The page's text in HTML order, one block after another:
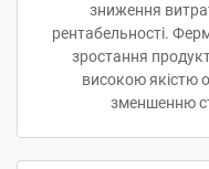
зниження
рентабельності.
зростання
високою якістю
зменшенню